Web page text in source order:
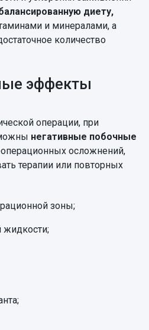
диету,
и минералами, а
количество
эффекты
операции, при
негативные побочные
осложнений,
терапии или повторных
зоны;
жидкости;